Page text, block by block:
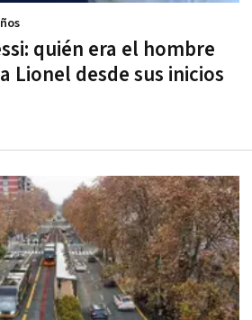
quién era el hombre
Lionel desde sus inicios